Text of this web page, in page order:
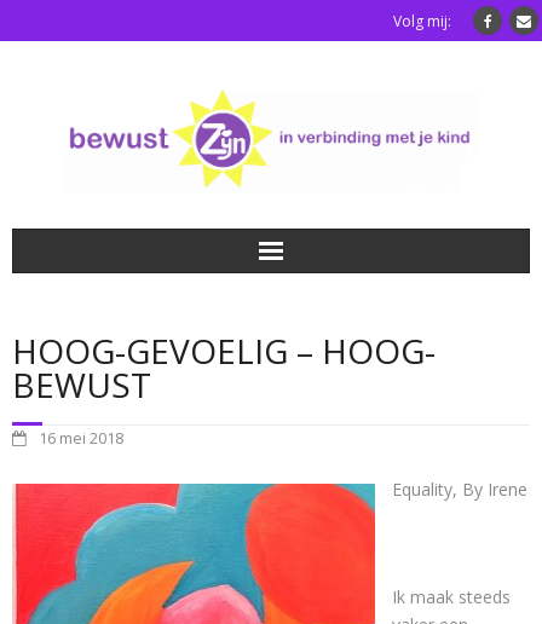
Volg mij:
Luisterkindafstemming
Over mij
Contact
HOOG-GEVOELIG – HOOG-
BEWUST
16 mei 2018
Equality, By Irene
Ik maak steeds